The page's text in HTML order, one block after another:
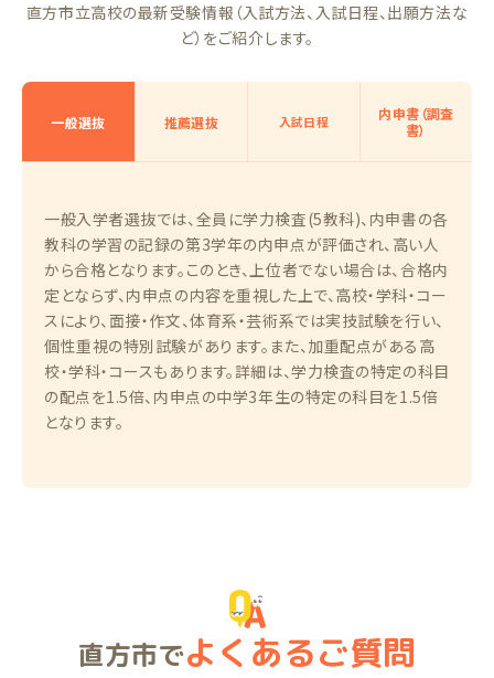
直方市立高校の最新受験情報（入試方法、入試日程、出願方法な
ど）をご紹介します。
一般選抜 推薦選抜 入試日程
内申書（調査
書）
一般入学者選抜では、全員に学力検査(5教科)、内申書の各
教科の学習の記録の第3学年の内申点が評価され、高い人
から合格となります。このとき、上位者でない場合は、合格内
定とならず、内申点の内容を重視した上で、高校・学科・コー
スにより、面接・作文、体育系・芸術系では実技試験を行い、
個性重視の特別試験があります。また、加重配点がある高
校・学科・コースもあります。詳細は、学力検査の特定の科目
の配点を1.5倍、内申点の中学3年生の特定の科目を1.5倍
となります。
直方市でよくあるご質問